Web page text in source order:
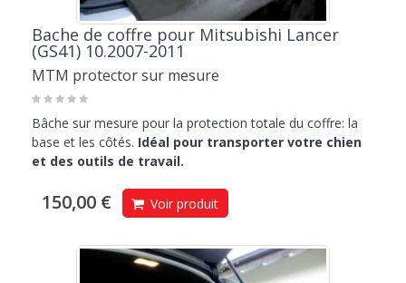
Bache de coffre pour Mitsubishi Lancer
(GS41) 10.2007-2011
MTM protector sur mesure
Bâche sur mesure pour la protection totale du coffre: la
base et les côtés. Idéal pour transporter votre chien
et des outils de travail.
150,00 € Voir produit